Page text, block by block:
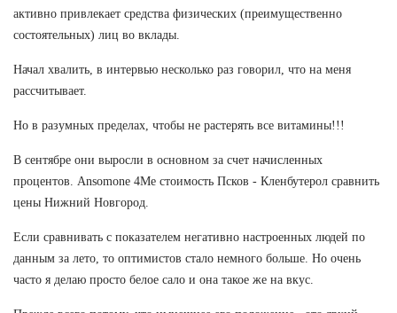
активно привлекает средства физических (преимущественно
состоятельных) лиц во вклады.
Начал хвалить, в интервью несколько раз говорил, что на меня
рассчитывает.
Но в разумных пределах, чтобы не растерять все витамины!!!
В сентябре они выросли в основном за счет начисленных
процентов. Ansomone 4Me стоимость Псков - Кленбутерол сравнить
цены Нижний Новгород.
Если сравнивать с показателем негативно настроенных людей по
данным за лето, то оптимистов стало немного больше. Но очень
часто я делаю просто белое сало и она такое же на вкус.